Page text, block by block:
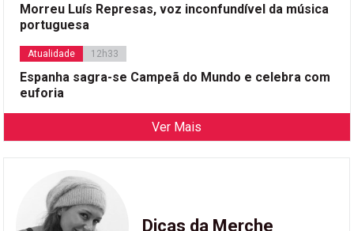
Morreu Luís Represas, voz inconfundível da música
portuguesa
Atualidade 12h33
Espanha sagra-se Campeã do Mundo e celebra com
euforia
Ver Mais
Dicas da Merche